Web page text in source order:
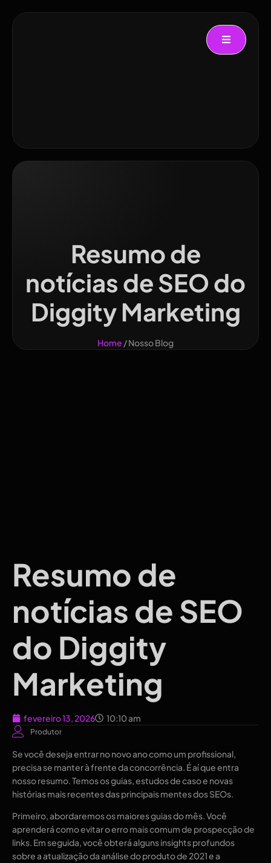
Resumo de
notícias de SEO do
Diggity Marketing
Home / Nosso Blog
Resumo de
notícias de SEO
do Diggity
Marketing
fevereiro 13, 2026 10:10 am
Produtor
Se você deseja entrar no novo ano como um profissional,
precisa se manter à frente da concorrência. É aí que entra
nosso resumo. Temos os guias, estudos de caso e novas
histórias mais recentes das principais mentes dos SEOs.
Primeiro, abordaremos os maiores guias do mês. Você
aprenderá como evitar o erro mais comum de prospecção de
links. Em seguida, você obterá alguns insights profundos
sobre a atualização da análise do produto de 2021 e a